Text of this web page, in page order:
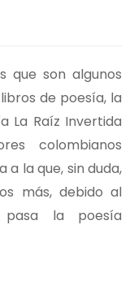
que son algunos
de poesía, la
La Raíz Invertida
colombianos
a la que, sin duda,
más, debido al
la poesía